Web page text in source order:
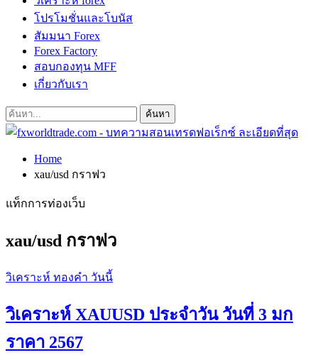
โปรโมชั่นและโบนัส
สัมมนา Forex
Forex Factory
สอบกองทุน MFF
เกี่ยวกับเรา
Home
xau/usd กราฟว
แท็กการท่องเว็บ
xau/usd กราฟว
วิเคราะห์ ทองคำ วันนี้
วิเคราะห์ XAUUSD ประจำวัน วันที่ 3 มก
ราคา 2567